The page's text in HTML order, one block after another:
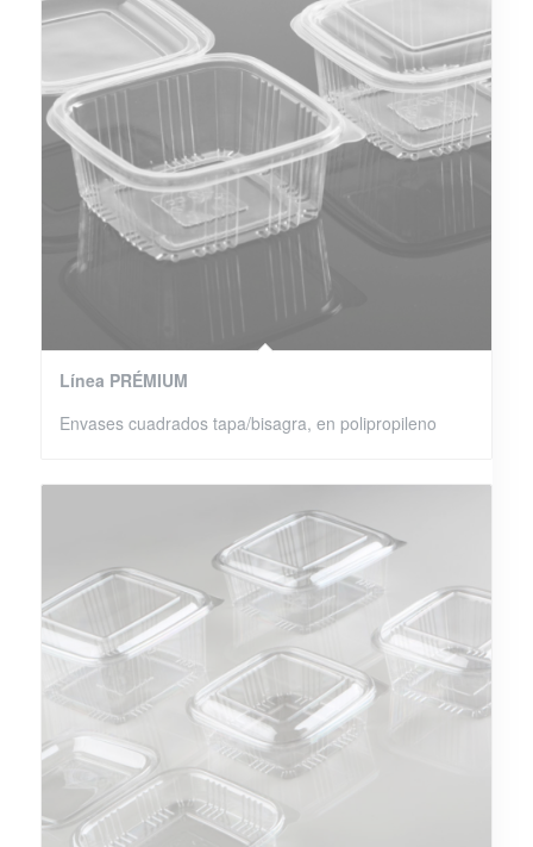
Línea PRÉMIUM
Envases cuadrados tapa/bisagra, en polipropileno